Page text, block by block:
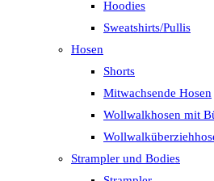
Hoodies
Sweatshirts/Pullis
Hosen
Shorts
Mitwachsende Hosen
Wollwalkhosen mit
Strampler und Bodies